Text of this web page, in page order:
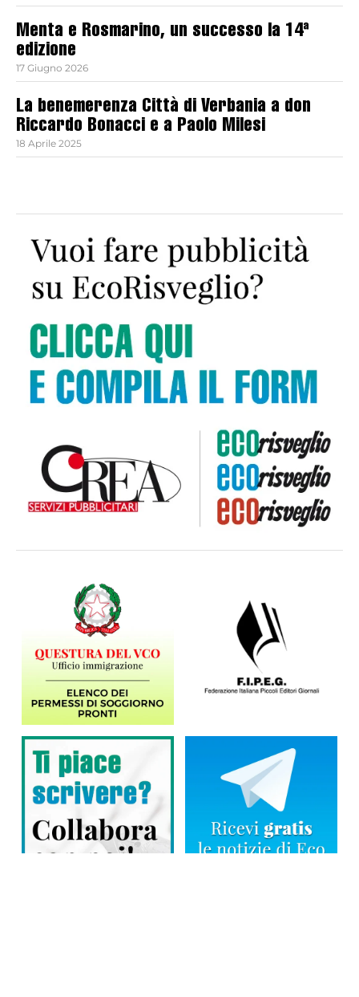
Menta e Rosmarino, un successo la 14ª
edizione
17 Giugno 2026
La benemerenza Città di Verbania a don
Riccardo Bonacci e a Paolo Milesi
18 Aprile 2025